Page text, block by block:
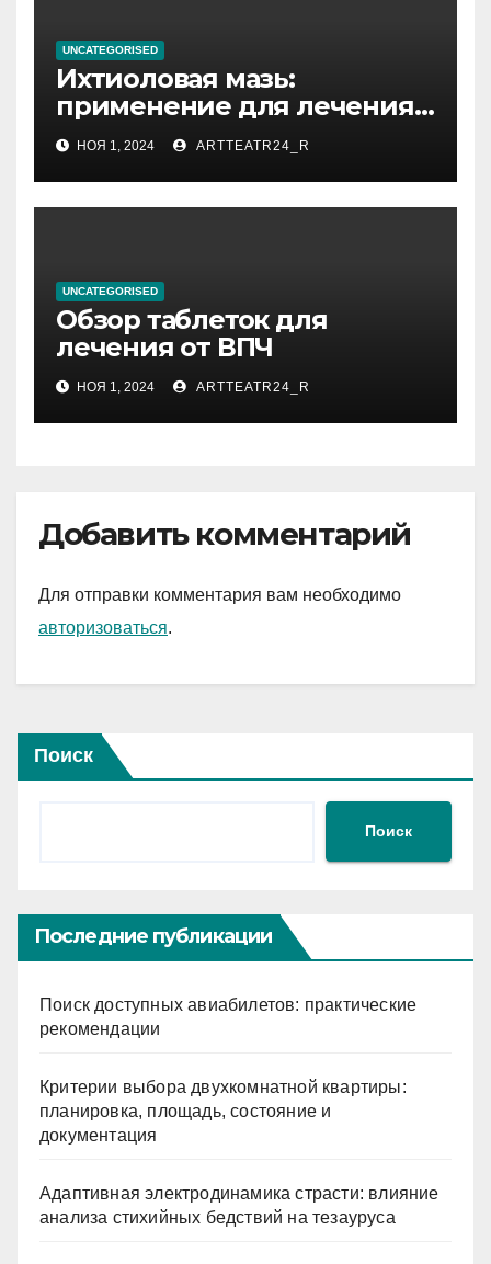
UNCATEGORISED
Ихтиоловая мазь:
применение для лечения
фурункулов
НОЯ 1, 2024 ARTTEATR24_R
UNCATEGORISED
Обзор таблеток для
лечения от ВПЧ
НОЯ 1, 2024 ARTTEATR24_R
Добавить комментарий
Для отправки комментария вам необходимо
авторизоваться.
Поиск
Поиск
Последние публикации
Поиск доступных авиабилетов: практические
рекомендации
Критерии выбора двухкомнатной квартиры:
планировка, площадь, состояние и
документация
Адаптивная электродинамика страсти: влияние
анализа стихийных бедствий на тезауруса